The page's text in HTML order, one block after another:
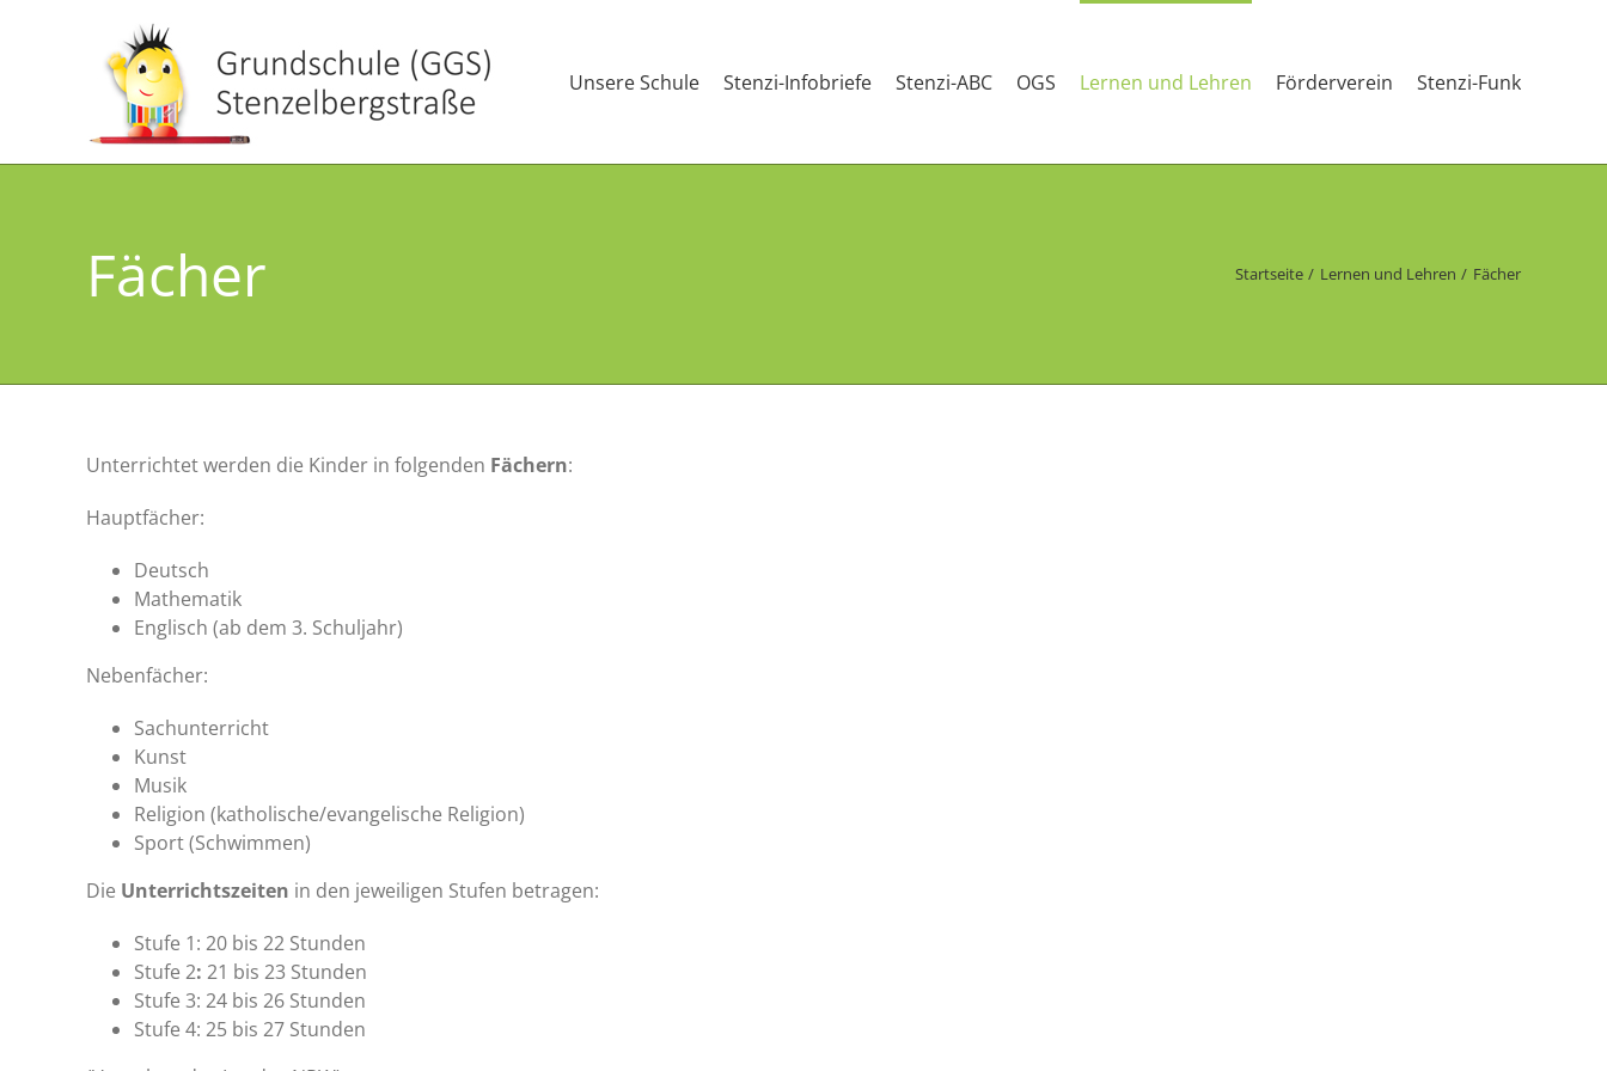
Unsere Schule Stenzi-Infobriefe Stenzi-ABC OGS Lernen und Lehren Förderverein Stenzi-Funk
Fächer Startseite Lernen und Lehren Fächer
Unterrichtet werden die Kinder in folgenden Fächern:
Hauptfächer:
Deutsch
Mathematik
Englisch (ab dem 3. Schuljahr)
Nebenfächer:
Sachunterricht
Kunst
Musik
Religion (katholische/evangelische Religion)
Sport (Schwimmen)
Die Unterrichtszeiten in den jeweiligen Stufen betragen:
Stufe 1: 20 bis 22 Stunden
Stufe 2: 21 bis 23 Stunden
Stufe 3: 24 bis 26 Stunden
Stufe 4: 25 bis 27 Stunden